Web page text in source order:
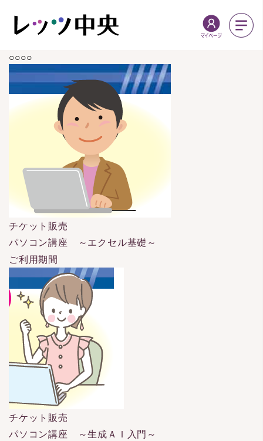
○○○○
チケット販売
パソコン講座 ～エクセル基礎～
ご利用期間
チケット販売
パソコン講座 ～生成ＡＩ入門～